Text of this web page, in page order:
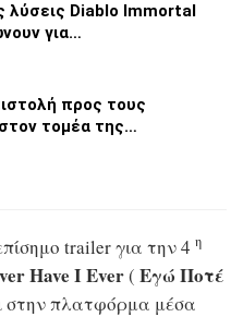
λύσεις Diablo Immortal
για…
προς τους
τομέα της…
trailer για την 4 η
Have I Ever( Εγώ Ποτέ
στην πλατφόρμα μέσα